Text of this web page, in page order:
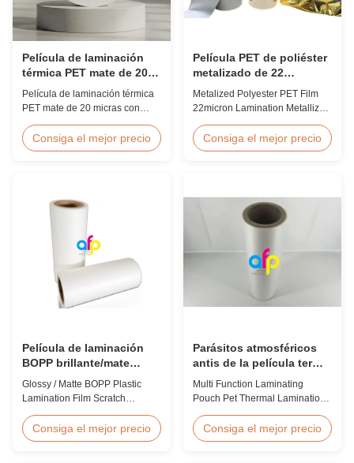
Película de laminación
térmica PET mate de 20
micrones a prueba de
humedad EVA
Película de laminación térmica
PET mate de 20 micras con
protección a prueba de
humedad, adecuada para
Consiga el mejor precio
Película PET de poliéster
metalizado de 22
micrones laminado
Metalized Polyester PET Film
22micron Lamination Metallized
Screen/Offset/Gravure/Intaglio
Printing Supported Metalized
film is suitable for various
printing types including offset
Consiga el mejor precio
Película de laminación
BOPP brillante/mate
resistente a los arañazos
Glossy / Matte BOPP Plastic
Lamination Film Scratch
Plastic Lamination Film Scratch
Resistant Film Product
Consiga el mejor precio
Parásitos atmosféricos
antis de la película termal
de la laminación del
animal doméstico de la
laminan multi
Multi Function Laminating
Pouch Pet Thermal Lamination
Overview BOPP Thermal
lamination film is workable for
Consiga el mejor precio